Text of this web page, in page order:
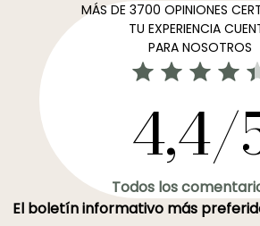
MÁS DE 3700 OPINIONES
TU EXPERIENCIA
PARA NOSOTROS
4,4/
Todos los
El boletín informativo más